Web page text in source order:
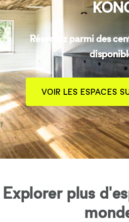
Réservez parmi des
VOIR LES ESPACES
Explorer plus